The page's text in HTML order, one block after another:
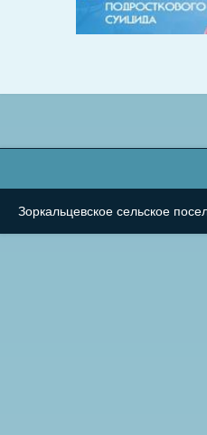
Зоркальцевское сельское